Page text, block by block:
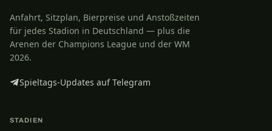
Anfahrt, Sitzplan, Bierpreise und Anstoßzeiten
für jedes Stadion in Deutschland — plus die
Arenen der Champions League und der WM
2026.
Spieltags-Updates auf Telegram
STADIEN